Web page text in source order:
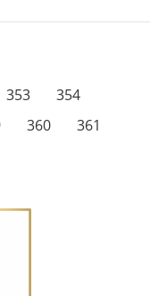
353
354
360
361